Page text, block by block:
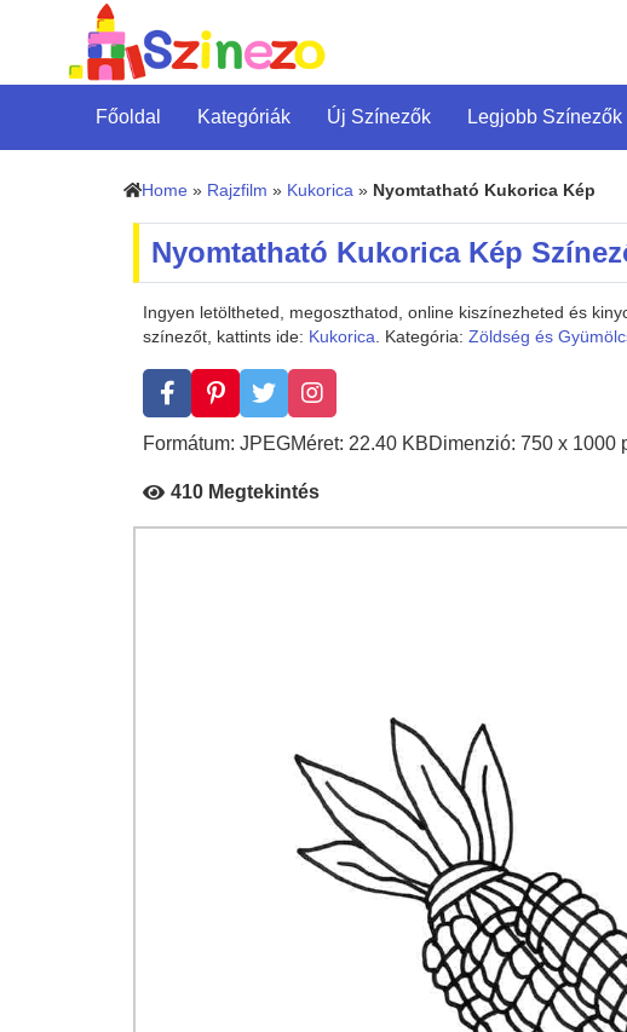
Főoldal Kategóriák Új Színezők Legjobb Színezők
Home » Rajzfilm » Kukorica » Nyomtatható Kukorica Kép
Nyomtatható Kukorica Kép
Ingyen letöltheted, megoszthatod, online kiszínezheted és
színezőt, kattints ide: Kukorica. Kategória: Zöldség és
Formátum: JPEGMéret: 22.40 KBDimenzió: 750 x 1000
410 Megtekintés